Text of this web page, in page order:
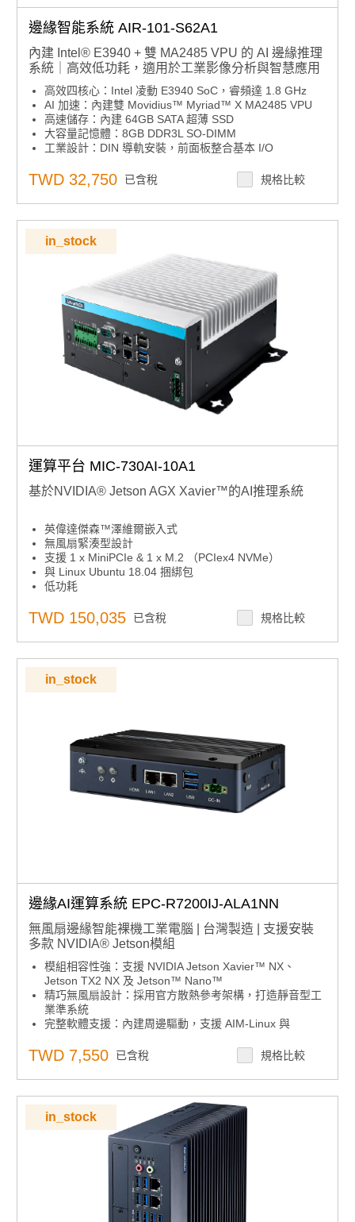
邊緣智能系統 AIR-101-S62A1
內建 Intel® E3940 + 雙 MA2485 VPU 的 AI 邊緣推理
系統｜高效低功耗，適用於工業影像分析與智慧應用
高效四核心：Intel 凌動 E3940 SoC，睿頻達 1.8 GHz
AI 加速：內建雙 Movidius™ Myriad™ X MA2485 VPU
高速儲存：內建 64GB SATA 超薄 SSD
大容量記憶體：8GB DDR3L SO-DIMM
工業設計：DIN 導軌安裝，前面板整合基本 I/O
寬壓供電：12V ~ 28V 電源輸入
AI 軟體整合：支援研華邊緣 AI 套件與 Intel OpenVINO
無紅色認證
TWD 32,750 已含稅 規格比較
in_stock
運算平台 MIC-730AI-10A1
基於NVIDIA® Jetson AGX Xavier™的AI推理系統
英偉達傑森™澤維爾嵌入式
無風扇緊湊型設計
支援 1 x MiniPCIe & 1 x M.2 （PCIex4 NVMe）
與 Linux Ubuntu 18.04 捆綁包
低功耗
支援Allxon支援的24/7安全遠程監控，控制和OTA部署
（支援JetPack 4.4GA及以上）
支援無線，無需 RED 認證
TWD 150,035 已含稅 規格比較
in_stock
邊緣AI運算系統 EPC-R7200IJ-ALA1NN
無風扇邊緣智能裸機工業電腦 | 台灣製造 | 支援安裝
多款 NVIDIA® Jetson模組
模組相容性強：支援 NVIDIA Jetson Xavier™ NX、
Jetson TX2 NX 及 Jetson™ Nano™
精巧無風扇設計：採用官方散熱參考架構，打造靜音型工
業準系統
完整軟體支援：內建周邊驅動，支援 AIM-Linux 與
彈性 I/O 擴展：支援應用導向的 UIO40-Express 擴充
卡，提供 HDMI、LAN、USB、RS232、RS485、
CANBus、DI/DO、MicroSD 等介面
工業級耐用性：支援 -20 ~ 60°C 寬溫、強化電源輸入與
抗震特性
AI 遠端管理：相容 WISE-DeviceOn，可實現大規模 AI
快速部署與監控
TWD 7,550 已含稅 規格比較
in_stock